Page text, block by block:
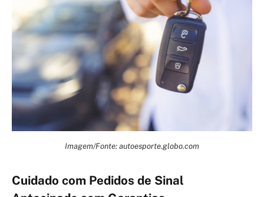
Imagem/Fonte: autoesporte.globo.com
Cuidado com Pedidos de Sinal